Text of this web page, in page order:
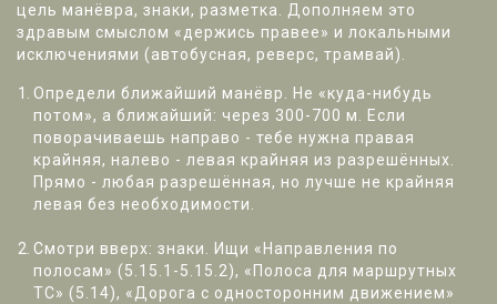
цель манёвра, знаки, разметка. Дополняем это
здравым смыслом «держись правее» и локальными
исключениями (автобусная, реверс, трамвай).
Определи ближайший манёвр. Не «куда-нибудь
потом», а ближайший: через 300-700 м. Если
поворачиваешь направо - тебе нужна правая
крайняя, налево - левая крайняя из разрешённых.
Прямо - любая разрешённая, но лучше не крайняя
левая без необходимости.
Смотри вверх: знаки. Ищи «Направления по
полосам» (5.15.1-5.15.2), «Полоса для маршрутных
ТС» (5.14), «Дорога с односторонним движением»